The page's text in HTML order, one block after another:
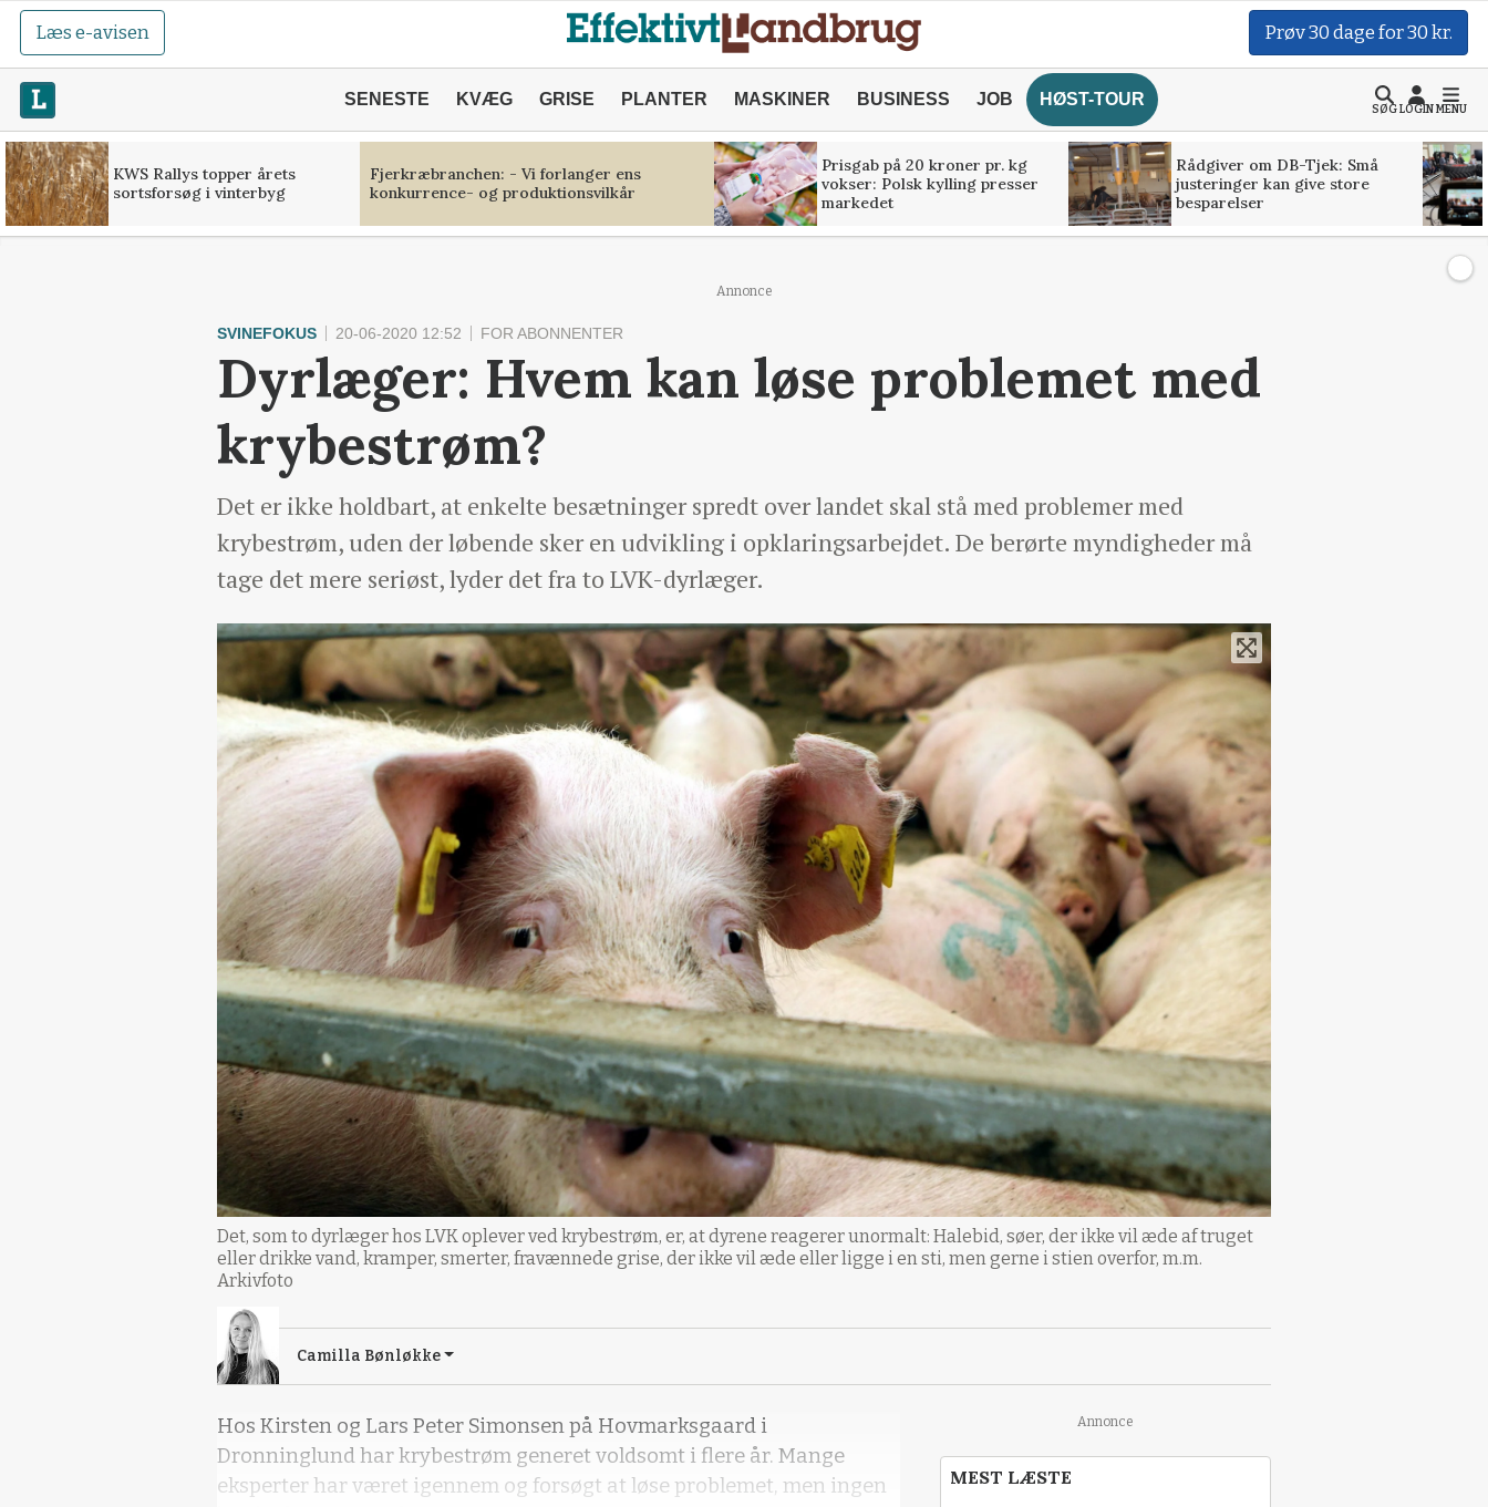
Læs e-avisen Prøv 30 dage for 30 kr.
SENESTE KVÆG GRISE PLANTER MASKINER BUSINESS JOB HØST-TOUR
SØGLOGINMENU
KWS Rallys topper årets
sortsforsøg i vinterbyg
Fjerkræbranchen: - Vi forlanger ens
konkurrence- og produktionsvilkår
Prisgab på 20 kroner pr. kg
vokser: Polsk kylling presser
markedet
Rådgiver om DB-Tjek: Små
justeringer kan give store
besparelser
Annonce
SVINEFOKUS 20-06-2020 12:52 FOR ABONNENTER
Dyrlæger: Hvem kan løse problemet med
krybestrøm?
Det er ikke holdbart, at enkelte besætninger spredt over landet skal stå med problemer med
krybestrøm, uden der løbende sker en udvikling i opklaringsarbejdet. De berørte myndigheder må
tage det mere seriøst, lyder det fra to LVK-dyrlæger.
Det, som to dyrlæger hos LVK oplever ved krybestrøm, er, at dyrene reagerer unormalt: Halebid, søer, der ikke vil æde af truget
eller drikke vand, kramper, smerter, fravænnede grise, der ikke vil æde eller ligge i en sti, men gerne i stien overfor, m.m.
Arkivfoto
Camilla Bønløkke
Hos Kirsten og Lars Peter Simonsen på Hovmarksgaard i
Dronninglund har krybestrøm generet voldsomt i flere år. Mange
eksperter har været igennem og forsøgt at løse problemet, men ingen
Annonce
MEST LÆSTE